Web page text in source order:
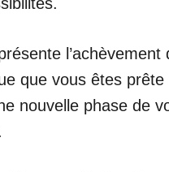
l’achèvement
que vous êtes prête
nouvelle phase de